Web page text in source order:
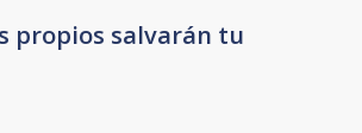
propios salvarán tu